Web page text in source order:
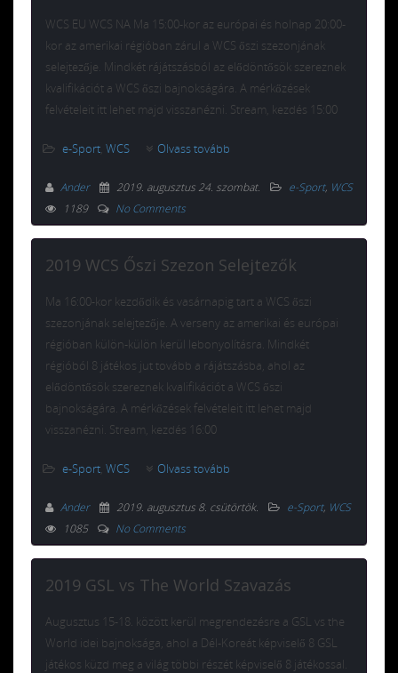
WCS EU WCS NA Ma 15:00-kor az európai és holnap 20:00-
kor az amerikai régióban zárul a WCS őszi szezonjának
selejtezője. Mindkét rájátszásból az elődöntősök szereznek
kvalifikációt a WCS őszi bajnokságára. A mérkőzések
felvételeit itt lehet majd visszanézni. Stream, kezdés 15:00
e-Sport, WCS Olvass tovább
Ander 2019. augusztus 24. szombat. e-Sport, WCS
1189
No Comments
2019 WCS Őszi Szezon Selejtezők
Ma 16:00-kor kezdődik és vasárnapig tart a WCS őszi
szezonjának selejtezője. A verseny az amerikai és európai
régióban külön-külön kerül lebonyolításra. Mindkét
régióból 8 játékos jut tovább a rájátszásba, ahol az
elődöntősök szereznek kvalifikációt a WCS őszi
bajnokságára. A mérkőzések felvételeit itt lehet majd
visszanézni. Stream, kezdés 16:00
e-Sport, WCS Olvass tovább
Ander 2019. augusztus 8. csütörtök. e-Sport, WCS
1085
No Comments
2019 GSL vs The World Szavazás
Augusztus 15-18. között kerül megrendezésre a GSL vs the
World idei bajnoksága, ahol a Dél-Koreát képviselő 8 GSL
játékos küzd meg a világ többi részét képviselő 8 játékossal.